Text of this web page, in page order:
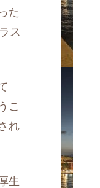
た
ス
こ
れ
生